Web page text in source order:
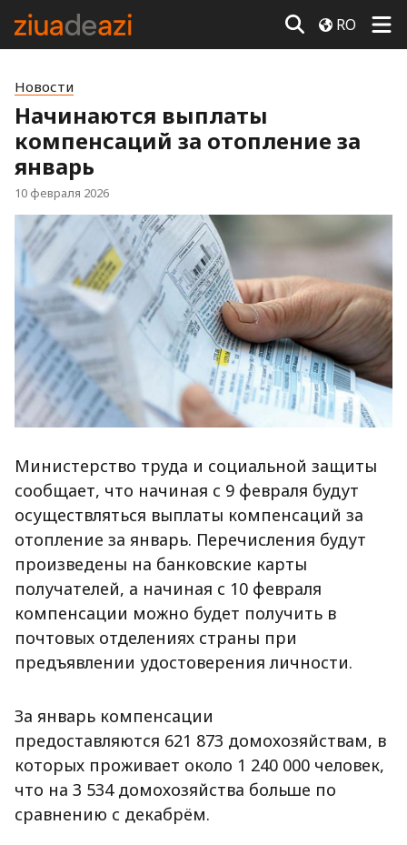
RO
Новости
Начинаются выплаты
компенсаций за отопление за
январь
10 февраля 2026
Министерство труда и социальной защиты
сообщает, что начиная с 9 февраля будут
осуществляться выплаты компенсаций за
отопление за январь. Перечисления будут
произведены на банковские карты
получателей, а начиная с 10 февраля
компенсации можно будет получить в
почтовых отделениях страны при
предъявлении удостоверения личности.
За январь компенсации
предоставляются 621 873 домохозяйствам, в
которых проживает около 1 240 000 человек,
что на 3 534 домохозяйства больше по
сравнению с декабрём.